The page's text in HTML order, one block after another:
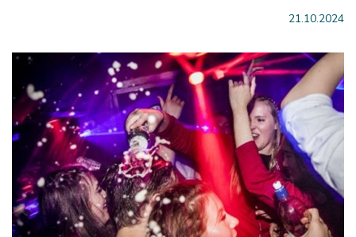
21.10.2024